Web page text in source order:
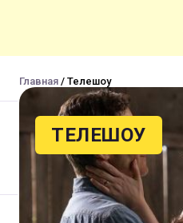
Главная / Телешоу
ТЕЛЕШОУ